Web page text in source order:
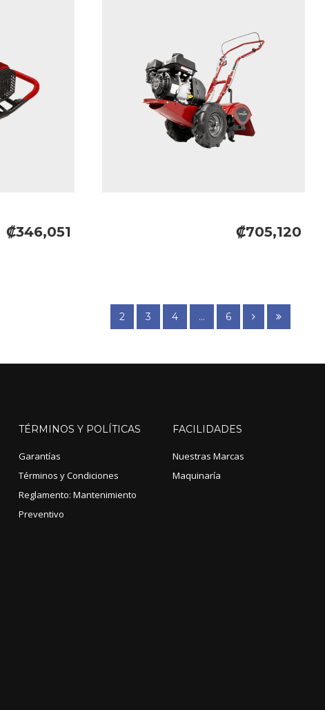
₡346,051 ₡705,120
2 3 4 ... 6
TÉRMINOS Y POLÍTICAS
Garantías
Términos y Condiciones
Reglamento: Mantenimiento
Preventivo
FACILIDADES
Nuestras Marcas
Maquinaría